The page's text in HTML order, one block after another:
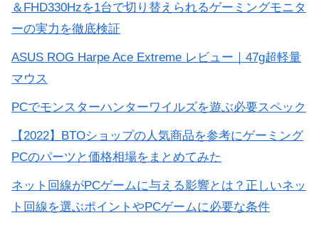
＆FHD330Hzを1台で切り替えられるゲーミングモニタ
ーの実力を徹底検証
ASUS ROG Harpe Ace Extreme レビュー｜47g超軽量
マウス
PCでモンスターハンターワイルズを遊ぶ必要スペック
【2022】BTOショップの人気商品を参考にゲーミング
PCのパーツと価格相場をまとめてみた
ネット回線がPCゲームに与える影響とは？正しいネッ
ト回線を選ぶポイントやPCゲームに必要な条件